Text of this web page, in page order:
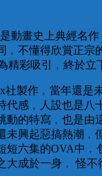
是動畫史上典經名
不懂得欣賞正宗
精彩吸引﹐終於
社製作﹐當年還
代感﹐人設也是
動的特寫﹐也是
未興起惡搞熱潮
短六集的OVA中
成於一身﹐ 怪不